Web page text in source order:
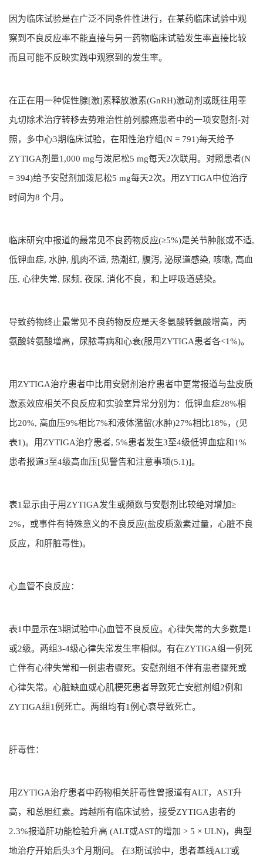
因为临床试验是在广泛不同条件性进行，在某药临床试验中观
察到不良反应率不能直接与另一药物临床试验发生率直接比较
而且可能不反映实践中观察到的发生率。
在正在用一种促性腺[激]素释放激素(GnRH)激动剂或既往用睾
丸切除术治疗转移去势难治性前列腺癌患者中的一项安慰剂-对
照，多中心3期临床试验，在阳性治疗组(N = 791)每天给予
ZYTIGA剂量1,000 mg与泼尼松5 mg每天2次联用。对照患者(N
= 394)给予安慰剂加泼尼松5 mg每天2次。用ZYTIGA中位治疗
时间为8 个月。
临床研究中报道的最常见不良药物反应(≥5%)是关节肿胀或不适,
低钾血症, 水肿, 肌肉不适, 热潮红, 腹泻, 泌尿道感染, 咳嗽, 高血
压, 心律失常, 尿频, 夜尿, 消化不良，和上呼吸道感染。
导致药物终止最常见不良药物反应是天冬氨酸转氨酸增高，丙
氨酸转氨酸增高，尿脓毒病和心衰(服用ZYTIGA患者各<1%)。
用ZYTIGA治疗患者中比用安慰剂治疗患者中更常报道与盐皮质
激素效应相关不良反应和实验室异常分别为：低钾血症28%相
比20%, 高血压9%相比7%和液体潴留(水肿)27%相比18%，(见
表1)。用ZYTIGA治疗患者, 5%患者发生3至4级低钾血症和1%
患者报道3至4级高血压[见警告和注意事项(5.1)]。
表1显示由于用ZYTIGA发生或频数与安慰剂比较绝对增加≥
2%，或事件有特殊意义的不良反应(盐皮质激素过量，心脏不良
反应，和肝脏毒性)。
心血管不良反应：
表1中显示在3期试验中心血管不良反应。心律失常的大多数是1
或2级。两组3-4级心律失常发生率相似。有在ZYTIGA组一例死
亡伴有心律失常和一例患者骤死。安慰剂组不伴有患者骤死或
心律失常。心脏缺血或心肌梗死患者导致死亡安慰剂组2例和
ZYTIGA组1例死亡。两组均有1例心衰导致死亡。
肝毒性：
用ZYTIGA治疗患者中药物相关肝毒性曾报道有ALT，AST升
高，和总胆红素。跨越所有临床试验，接受ZYTIGA患者的
2.3%报道肝功能检验升高 (ALT或AST的增加 > 5 × ULN)，典型
地治疗开始后头3个月期间。 在3期试验中，患者基线ALT或